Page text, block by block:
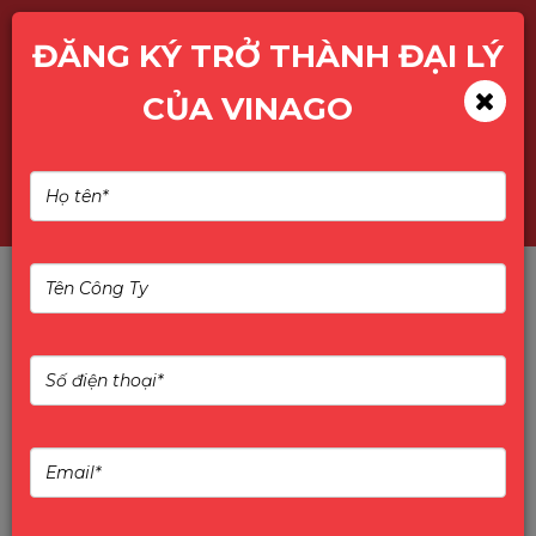
TÌM KIẾM SẢN PHẨM
ĐĂNG KÝ TRỞ THÀNH ĐẠI LÝ
CỦA VINAGO